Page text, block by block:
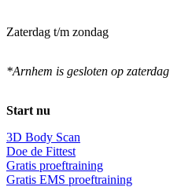
Zaterdag t/m zondag
*Arnhem is gesloten op zaterdag
Start nu
3D Body Scan
Doe de Fittest
Gratis proeftraining
Gratis EMS proeftraining